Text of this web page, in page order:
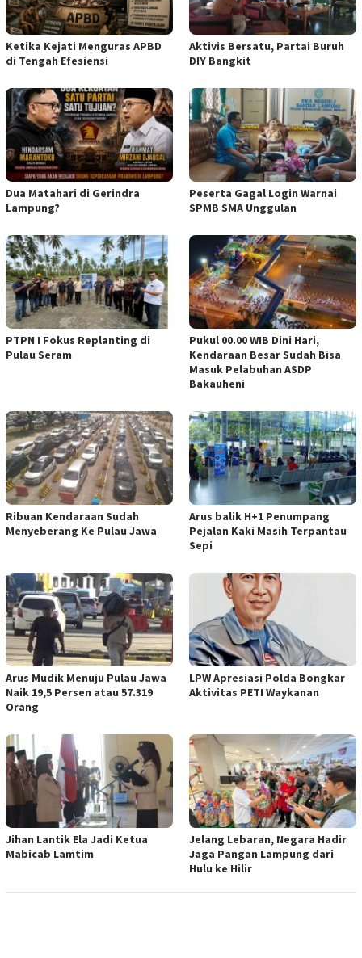
Ketika Kejati Menguras APBD
di Tengah Efesiensi
Aktivis Bersatu, Partai Buruh
DIY Bangkit
Dua Matahari di Gerindra
Lampung?
Peserta Gagal Login Warnai
SPMB SMA Unggulan
PTPN I Fokus Replanting di
Pulau Seram
Pukul 00.00 WIB Dini Hari,
Kendaraan Besar Sudah Bisa
Masuk Pelabuhan ASDP
Bakauheni
Ribuan Kendaraan Sudah
Menyeberang Ke Pulau Jawa
Arus balik H+1 Penumpang
Pejalan Kaki Masih Terpantau
Sepi
Arus Mudik Menuju Pulau Jawa
Naik 19,5 Persen atau 57.319
Orang
LPW Apresiasi Polda Bongkar
Aktivitas PETI Waykanan
Jihan Lantik Ela Jadi Ketua
Mabicab Lamtim
Jelang Lebaran, Negara Hadir
Jaga Pangan Lampung dari
Hulu ke Hilir